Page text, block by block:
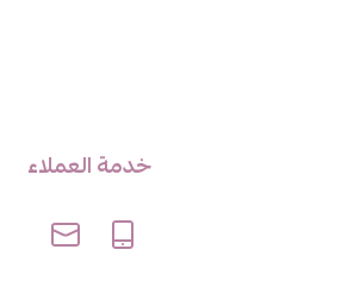
خدمة العملاء